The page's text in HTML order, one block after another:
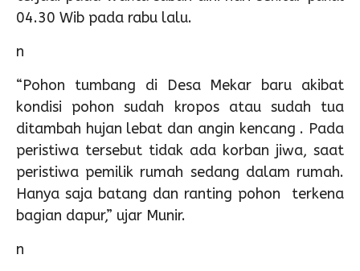
04.30 Wib pada rabu lalu.
n
“Pohon tumbang di Desa Mekar baru akibat
kondisi pohon sudah kropos atau sudah tua
ditambah hujan lebat dan angin kencang . Pada
peristiwa tersebut tidak ada korban jiwa, saat
peristiwa pemilik rumah sedang dalam rumah.
Hanya saja batang dan ranting pohon terkena
bagian dapur,” ujar Munir.
n